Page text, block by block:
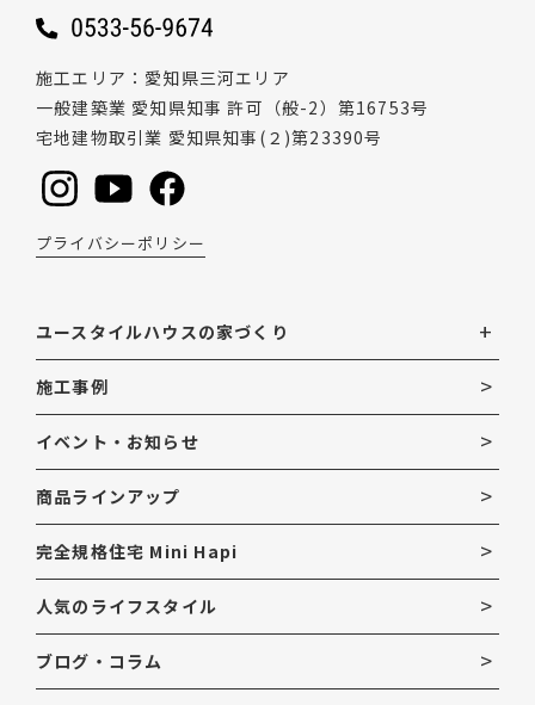
施工エリア
愛知県三河エリア
一般建築業 愛知県知事 許可（般-2）第16753号
宅地建物取引業 愛知県知事(２)第23390号
プライバシーポリシー
ユースタイルハウスの家づくり
施工事例
イベント・お知らせ
商品ラインアップ
完全規格住宅 Mini Hapi
人気のライフスタイル
ブログ・コラム